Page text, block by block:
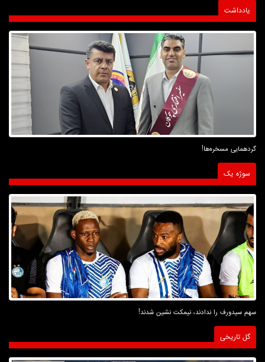
یادداشت
گردهمایی مسخره‌ها!
سوژه یک
سهم سیدورف را ندادند، نیمکت نشین شدند!
گل تاریخی